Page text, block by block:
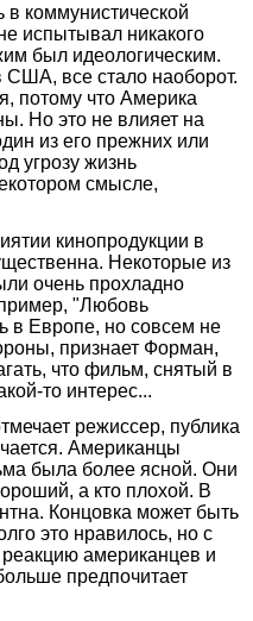
коммунистической
испытывал никакого
был идеологическим.
США, все стало наоборот.
потому что Америка
Но это не влияет на
из его прежних или
угрозу жизнь
смысле,
кинопродукции в
Некоторые из
очень прохладно
"Любовь
в Европе, но совсем не
признает Форман,
что фильм, снятый в
то интерес...
режиссер, публика
Американцы
была более ясной. Они
а кто плохой. В
Концовка может быть
это нравилось, но с
американцев и
предпочитает